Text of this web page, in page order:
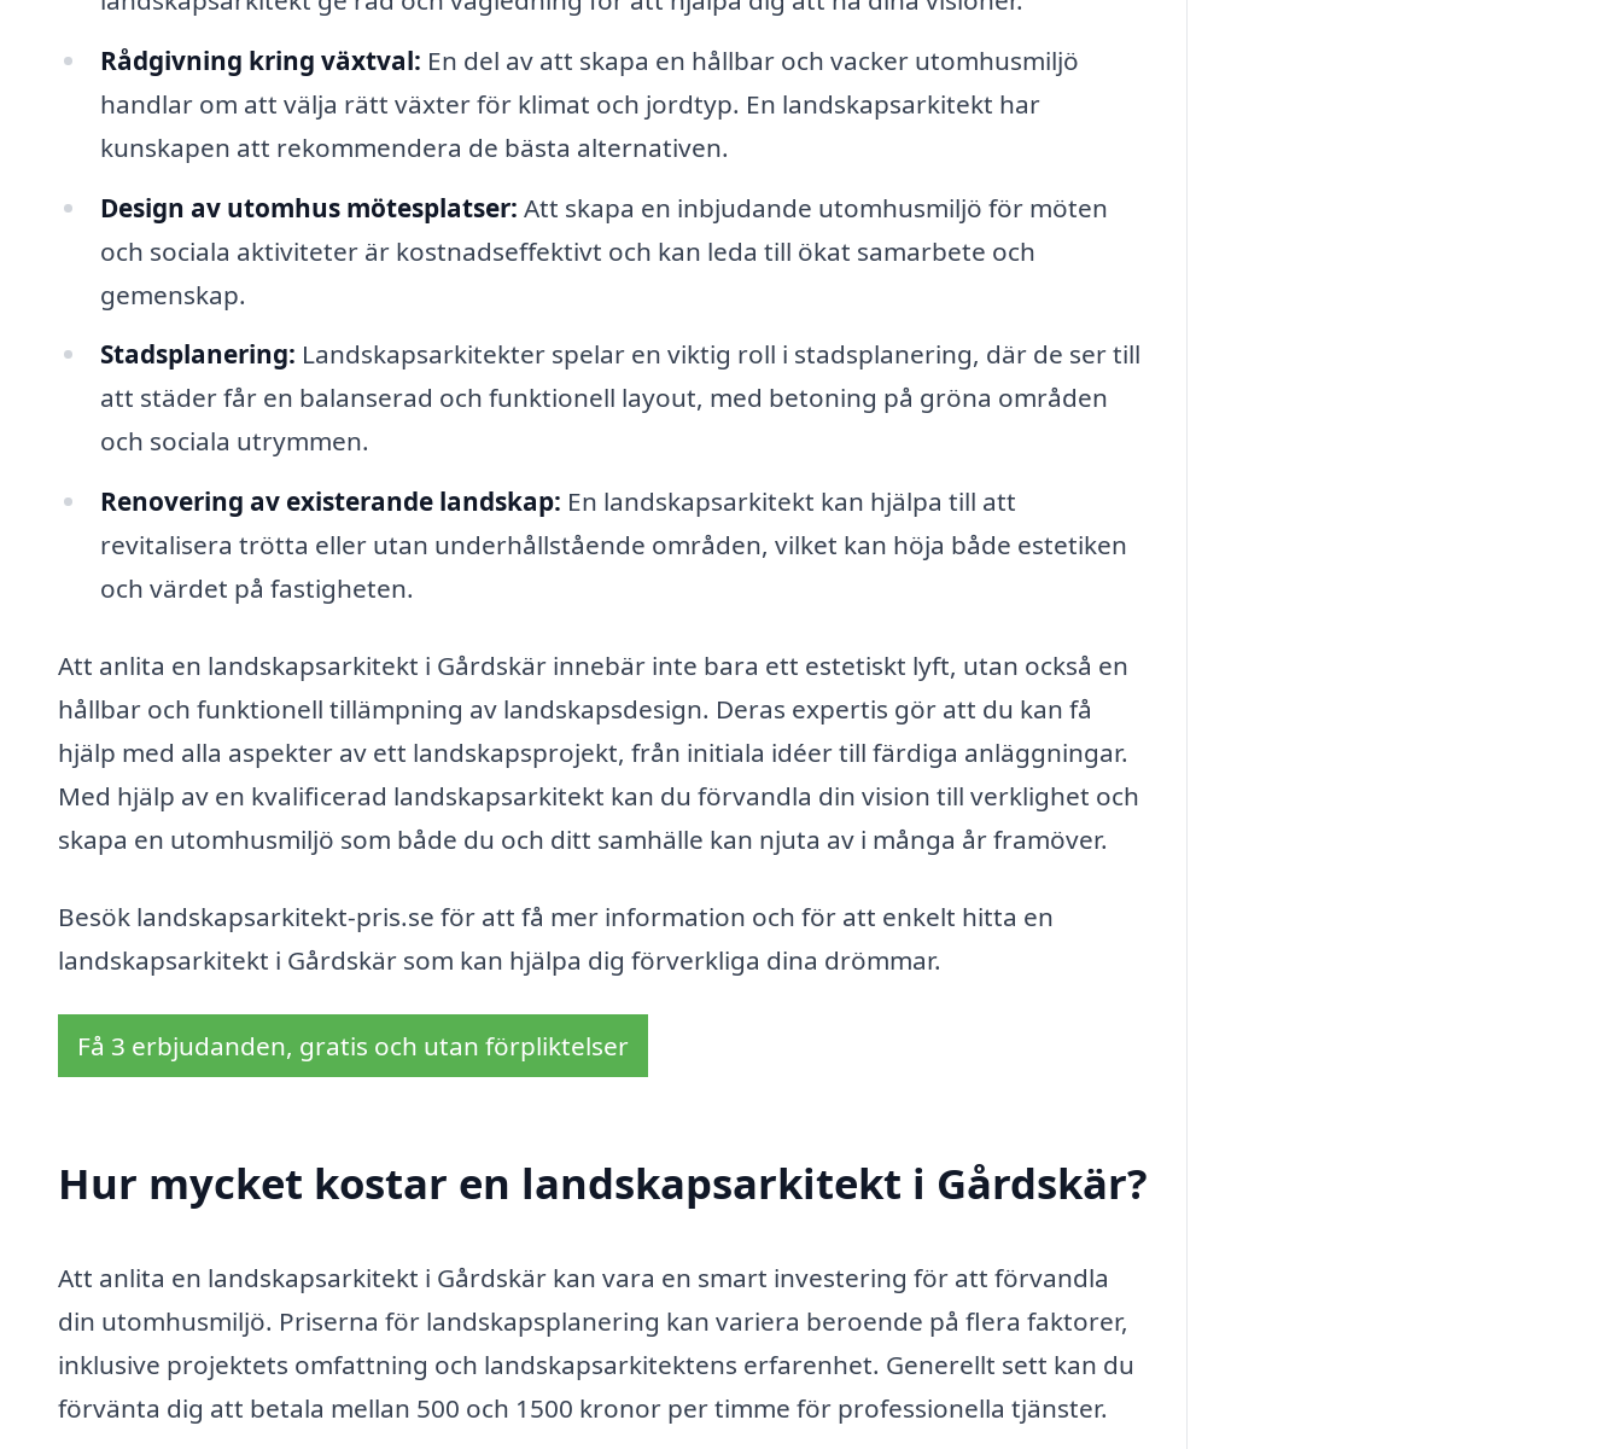
Rådgivning kring växtval: En del av att skapa en hållbar och vacker utomhusmiljö
handlar om att välja rätt växter för klimat och jordtyp. En landskapsarkitekt har
kunskapen att rekommendera de bästa alternativen.
Design av utomhus mötesplatser: Att skapa en inbjudande utomhusmiljö för möten
och sociala aktiviteter är kostnadseffektivt och kan leda till ökat samarbete och
gemenskap.
Stadsplanering: Landskapsarkitekter spelar en viktig roll i stadsplanering, där de ser till
att städer får en balanserad och funktionell layout, med betoning på gröna områden
och sociala utrymmen.
Renovering av existerande landskap: En landskapsarkitekt kan hjälpa till att
revitalisera trötta eller utan underhållstående områden, vilket kan höja både estetiken
och värdet på fastigheten.
Att anlita en landskapsarkitekt i Gårdskär innebär inte bara ett estetiskt lyft, utan också en
hållbar och funktionell tillämpning av landskapsdesign. Deras expertis gör att du kan få
hjälp med alla aspekter av ett landskapsprojekt, från initiala idéer till färdiga anläggningar.
Med hjälp av en kvalificerad landskapsarkitekt kan du förvandla din vision till verklighet och
skapa en utomhusmiljö som både du och ditt samhälle kan njuta av i många år framöver.
Besök landskapsarkitekt-pris.se för att få mer information och för att enkelt hitta en
landskapsarkitekt i Gårdskär som kan hjälpa dig förverkliga dina drömmar.
Få 3 erbjudanden, gratis och utan förpliktelser
Hur mycket kostar en landskapsarkitekt i Gårdskär?
Att anlita en landskapsarkitekt i Gårdskär kan vara en smart investering för att förvandla
din utomhusmiljö. Priserna för landskapsplanering kan variera beroende på flera faktorer,
inklusive projektets omfattning och landskapsarkitektens erfarenhet. Generellt sett kan du
förvänta dig att betala mellan 500 och 1500 kronor per timme för professionella tjänster.